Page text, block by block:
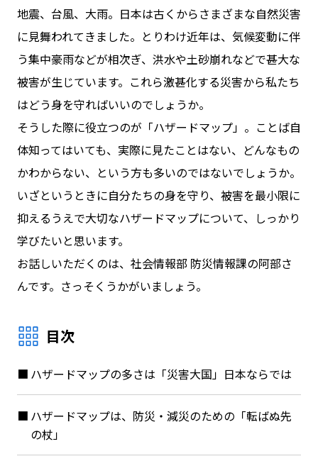
地震、台風、大雨。日本は古くからさまざまな自然災害
に見舞われてきました。とりわけ近年は、気候変動に伴
う集中豪雨などが相次ぎ、洪水や土砂崩れなどで甚大な
被害が生じています。これら激甚化する災害から私たち
はどう身を守ればいいのでしょうか。
そうした際に役立つのが「ハザードマップ」。ことば自
体知ってはいても、実際に見たことはない、どんなもの
かわからない、という方も多いのではないでしょうか。
いざというときに自分たちの身を守り、被害を最小限に
抑えるうえで大切なハザードマップについて、しっかり
学びたいと思います。
お話しいただくのは、社会情報部 防災情報課の阿部さ
んです。さっそくうかがいましょう。
目次
ハザードマップの多さは「災害大国」日本ならでは
ハザードマップは、防災・減災のための「転ばぬ先
の杖」